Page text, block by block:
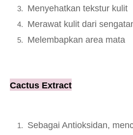
Menyehatkan tekstur kulit
Merawat kulit dari
Melembapkan area mata
Cactus Extract
Sebagai Antioksidan,